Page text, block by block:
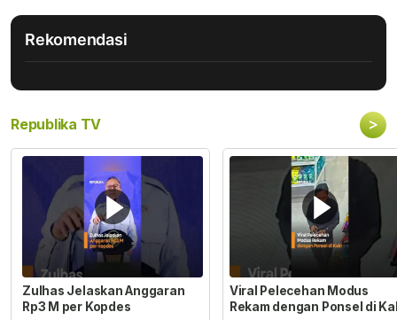
Rekomendasi
Republika TV >
Zulhas Jelaskan Anggaran
Rp3 M per Kopdes
Viral Pelecehan Modus
Rekam dengan Ponsel di